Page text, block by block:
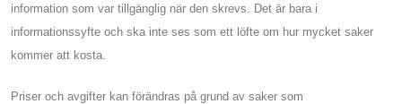
information som var tillgänglig när den skrevs. Det är bara i
informationssyfte och ska inte ses som ett löfte om hur mycket saker
kommer att kosta.
Priser och avgifter kan förändras på grund av saker som